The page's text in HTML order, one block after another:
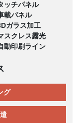
ッチパネル
載パネル
ガラス加工
スクレス露光
動印刷ライン
グ